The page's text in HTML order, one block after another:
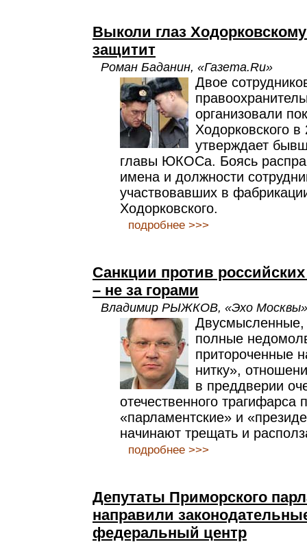
Выколи глаз
защитит
Роман Баданин, «Газета.Ru»
Двое
организовали
Ходорковского в
утверждает
главы ЮКОСа. Боясь
имена и должности
участвовавших в
Ходорковского.
подробнее >>>
Санкции против
– не за горами
Владимир РЫЖКОВ, «Эхо
полные
притороченные
нитку»,
в преддверии
отечественного трагифарса
«парламентские» и
начинают трещать и
подробнее >>>
Депутаты Приморского
направили
федеральный центр